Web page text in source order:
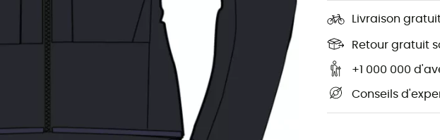
Livraison
Retour gratuit
+1 000 000
Conseils